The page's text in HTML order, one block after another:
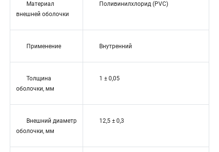
Материал
внешней оболочки
Поливинилхлорид (PVC)
Применение Внутренний
Толщина
оболочки, мм
1 ± 0,05
Внешний диаметр
оболочки, мм
12,5 ± 0,3